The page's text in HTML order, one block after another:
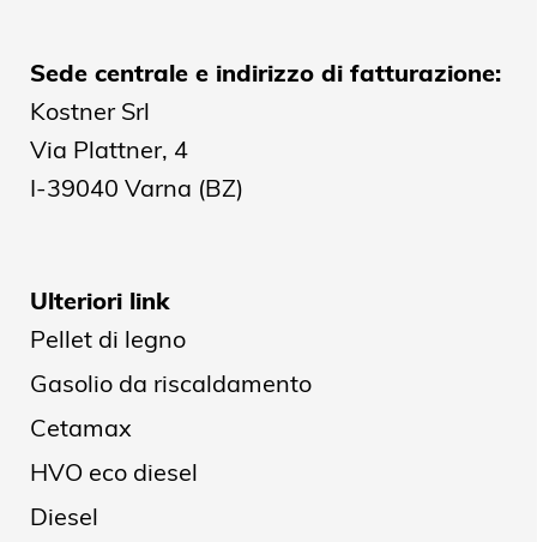
Sede centrale e indirizzo di fatturazione:
Kostner Srl
Via Plattner, 4
I-39040 Varna (BZ)
Ulteriori link
Pellet di legno
Gasolio da riscaldamento
Cetamax
HVO eco diesel
Diesel